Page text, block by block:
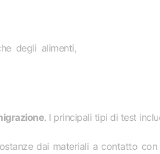
degli alimenti,
. I principali tipi di test
dai materiali a contatto